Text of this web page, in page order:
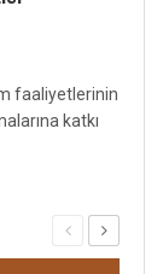
faaliyetlerinin
katkı